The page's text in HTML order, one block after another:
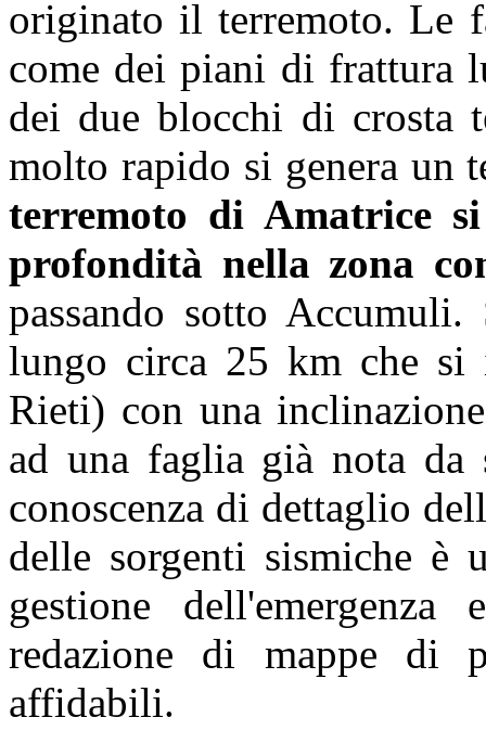
originato il terremoto. Le
come dei piani di frattura
dei due blocchi di crosta
molto rapido si genera un
terremoto di Amatrice
profondità nella zona
passando sotto
lungo circa 25 km che si
Rieti) con una
ad una faglia già nota
conoscenza di dettaglio
delle sorgenti sismiche è
gestione
redazione di mappe di
affidabili.